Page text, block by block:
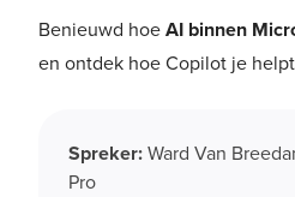
Benieuwd hoeAI binnen
en ontdek hoe Copilot je
Spreker:Ward Van
Pro